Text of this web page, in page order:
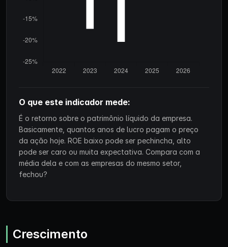
O que este indicador mede:
É o retorno sobre o patrimônio líquido da empresa.
Basicamente, quantos anos de lucro pagam o preço
da ação hoje. ROE baixo pode ser pechincha, alto
pode ser caro ou muita expectativa. Compara com a
média dela e com as empresas do mesmo setor,
fechou?
Crescimento